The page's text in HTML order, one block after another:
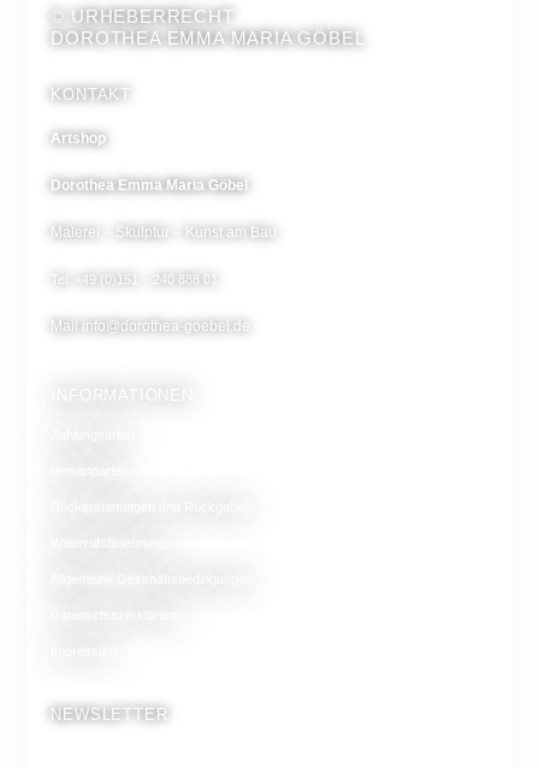
© URHEBERRECHT
DOROTHEA EMMA MARIA GÖBEL
KONTAKT
Artshop
Dorothea Emma Maria Göbel
Malerei – Skulptur – Kunst am Bau
Tel. +49 (0)151 – 240 888 01
Mail info@dorothea-goebel.de
INFORMATIONEN
NEWSLETTER